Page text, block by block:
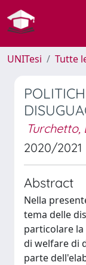
UNITesi Tutte
Turchetto,
2020/2021
Abstract
Nella
tema delle
particolare
di welfare di
parte